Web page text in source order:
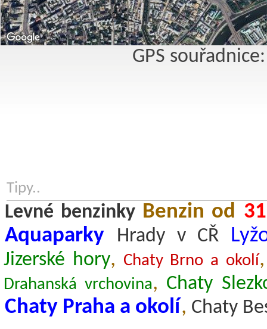
GPS
Tipy..
Levné benzinkyBenzin od
Aquaparky
Hrady v CŘ
Jizerské hory, Chaty Brno a okolí
Drahanská vrchovina, Chaty
Chaty Praha a okolí, Chaty